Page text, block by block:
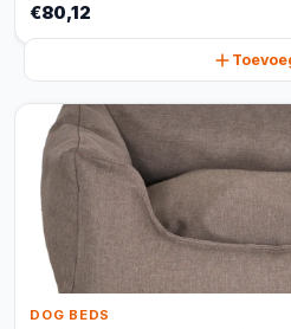
€80,12
DOG BEDS